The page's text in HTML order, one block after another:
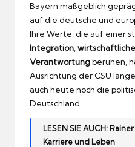
Bayern maßgeblich
auf die deutsche und
Ihre Werte, die auf einer
Integration
Verantwortungberuhen,
Ausrichtung der CSU
auch heute noch die
Deutschland.
LESEN SIE AUCH:
Karriere und Leben